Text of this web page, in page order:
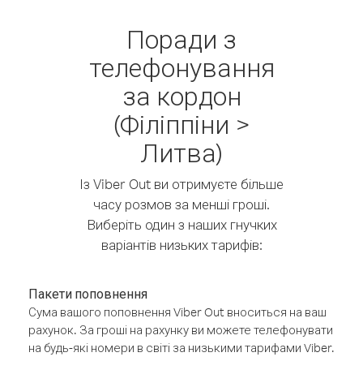
Поради з
телефонування
за кордон
(Філіппіни >
Литва)
Із Viber Out ви отримуєте більше
часу розмов за менші гроші.
Виберіть один з наших гнучких
варіантів низьких тарифів:
Пакети поповнення
Сума вашого поповнення Viber Out вноситься на ваш
рахунок. За гроші на рахунку ви можете телефонувати
на будь-які номери в світі за низькими тарифами Viber.